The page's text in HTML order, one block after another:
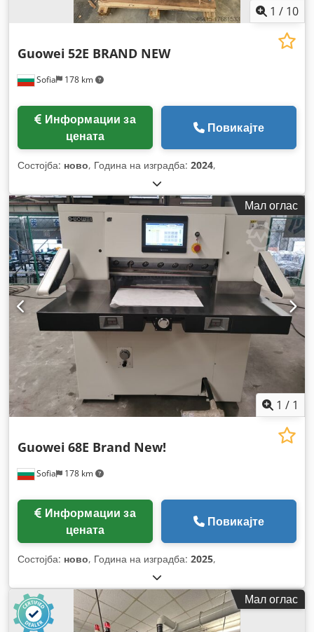
1 / 10
Sofia 178 km
Guowei 52E BRAND NEW
цената
Повикајте
Состојба: ново, Година на изградба: 2024,
Мал оглас
1 / 1
Sofia 178 km
Guowei 68E Brand New!
цената
Повикајте
Состојба: ново, Година на изградба: 2025,
Мал оглас